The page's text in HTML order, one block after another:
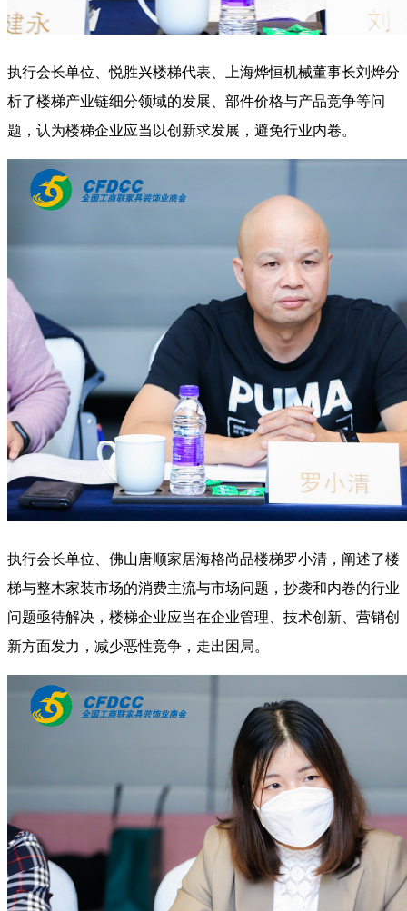
执行会长单位、悦胜兴楼梯代表、上海烨恒机械董事长刘烨分
析了楼梯产业链细分领域的发展、部件价格与产品竞争等问
题，认为楼梯企业应当以创新求发展，避免行业内卷。
执行会长单位、佛山唐顺家居海格尚品楼梯罗小清，阐述了楼
梯与整木家装市场的消费主流与市场问题，抄袭和内卷的行业
问题亟待解决，楼梯企业应当在企业管理、技术创新、营销创
新方面发力，减少恶性竞争，走出困局。